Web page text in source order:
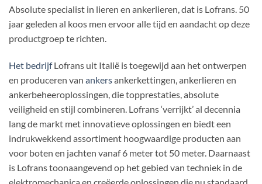
Absolute specialist in lieren en ankerlieren, dat is Lofrans. 50
jaar geleden al koos men ervoor alle tijd en aandacht op deze
productgroep te richten.
Het bedrijfLofrans uit Italië is toegewijd aan het ontwerpen
en produceren van ankersankerkettingen, ankerlieren en
ankerbeheeroplossingen, die topprestaties, absolute
veiligheid en stijl combineren. Lofrans ‘verrijkt’ al decennia
lang de markt met innovatieve oplossingen en biedt een
indrukwekkend assortiment hoogwaardige producten aan
voor boten en jachten vanaf 6 meter tot 50 meter. Daarnaast
is Lofrans toonaangevend op het gebied van techniek in de